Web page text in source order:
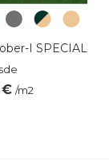
I SPECIAL
€ /m2